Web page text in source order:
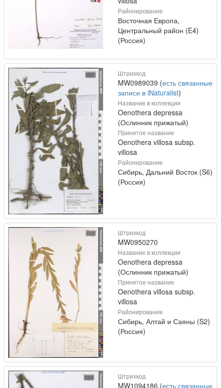
Районирование
Восточная Европа,
Центральный район (E4)
(Россия)
Штрихкод
MW0989039 (есть связанные
записи в iNaturalist)
Название в коллекции
Oenothera depressa
(Ослинник прижатый)
Принятое название
Oenothera villosa subsp.
villosa
Районирование
Сибирь, Дальний Восток (S6)
(Россия)
Штрихкод
MW0950270
Название в коллекции
Oenothera depressa
(Ослинник прижатый)
Принятое название
Oenothera villosa subsp.
villosa
Районирование
Сибирь, Алтай и Саяны (S2)
(Россия)
Штрихкод
MW1094186 (есть связанные